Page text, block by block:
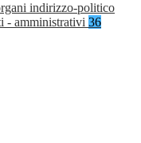
indirizzo-politico
- amministrativi 36